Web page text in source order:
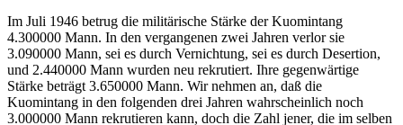
Im Juli 1946 betrug die militärische Stärke der Kuomintang
4.300000 Mann. In den vergangenen zwei Jahren verlor sie
3.090000 Mann, sei es durch Vernichtung, sei es durch Desertion,
und 2.440000 Mann wurden neu rekrutiert. Ihre gegenwärtige
Stärke beträgt 3.650000 Mann. Wir nehmen an, daß die
Kuomintang in den folgenden drei Jahren wahrscheinlich noch
3.000000 Mann rekrutieren kann, doch die Zahl jener, die im selben